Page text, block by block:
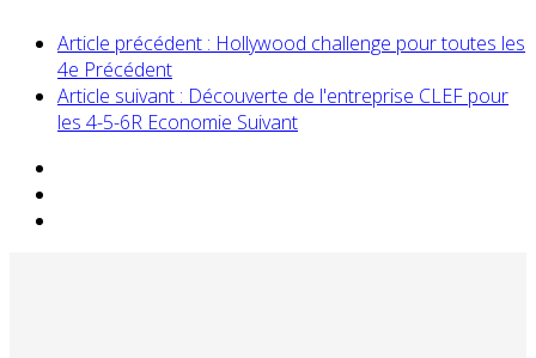
Article précédent : Hollywood challenge pour toutes les
4e Précédent
Article suivant : Découverte de l'entreprise CLEF pour
les 4-5-6R Economie Suivant